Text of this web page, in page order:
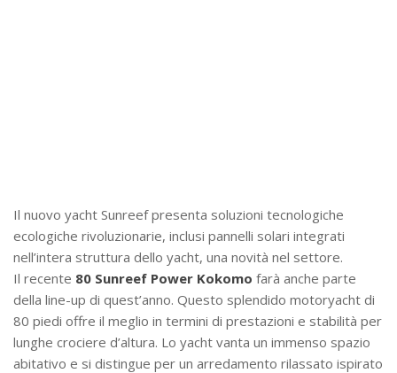
Il nuovo yacht Sunreef presenta soluzioni tecnologiche
ecologiche rivoluzionarie, inclusi pannelli solari integrati
nell’intera struttura dello yacht, una novità nel settore.
Il recente 80 Sunreef Power Kokomo farà anche parte
della line-up di quest’anno. Questo splendido motoryacht di
80 piedi offre il meglio in termini di prestazioni e stabilità per
lunghe crociere d’altura. Lo yacht vanta un immenso spazio
abitativo e si distingue per un arredamento rilassato ispirato